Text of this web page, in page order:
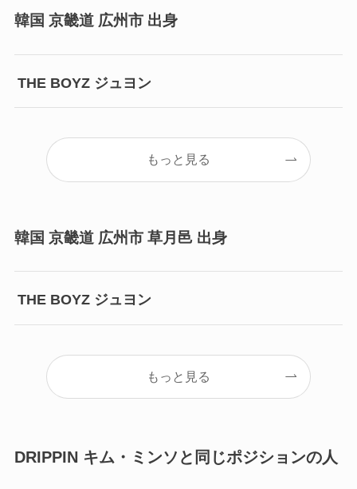
韓国 京畿道 広州市 出身
THE BOYZ ジュヨン
もっと見る
韓国 京畿道 広州市 草月邑 出身
THE BOYZ ジュヨン
もっと見る
DRIPPIN キム・ミンソと同じポジションの人